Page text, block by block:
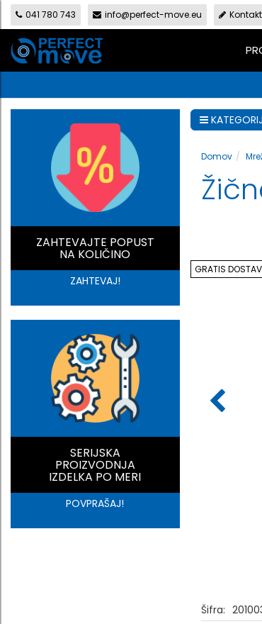
041 780 743 info@perfect-move.eu
ZAHTEVAJTE POPUST
NA KOLIČINO
ZAHTEVAJ!
SERIJSKA
PROIZVODNJA
IZDELKA PO MERI
POVPRAŠAJ!
Domov
GRATIS
Šifra: